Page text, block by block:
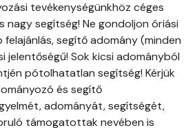
tevékenységünkhöz céges
nagy segítség! Ne gondoljon óriási
segítő adomány (minden
jelentőségű! Sok kicsi adományból
pótolhatatlan segítség! Kérjük
és segítő
adományát, segítségét,
támogatottak nevében is